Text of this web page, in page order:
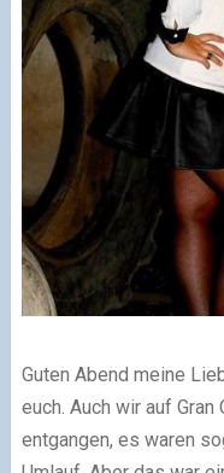
Guten Abend meine
euch. Auch wir auf
entgangen, es waren